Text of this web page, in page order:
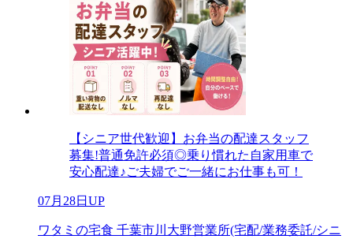
【シニア世代歓迎】お弁当の配達スタッフ
募集!普通免許必須◎乗り慣れた自家用車で
安心配達♪ご夫婦でご一緒にお仕事も可！
07月28日UP
ワタミの宅食 千葉市川大野営業所(宅配/業務委託/シニ